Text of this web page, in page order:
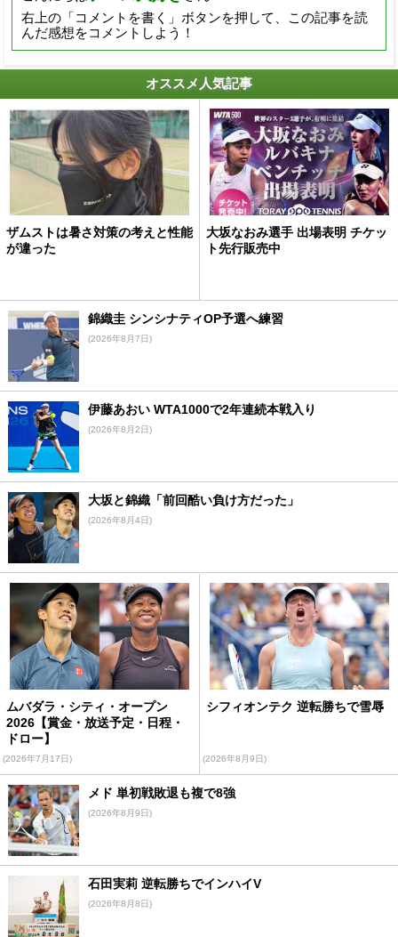
右上の「コメントを書く」ボタンを押して、この記事を読
んだ感想をコメントしよう！
オススメ人気記事
ザムストは暑さ対策の考えと性能
が違った
大坂なおみ選手 出場表明 チケッ
ト先行販売中
錦織圭 シンシナティOP予選へ練習
(2026年8月7日)
伊藤あおい WTA1000で2年連続本戦入り
(2026年8月2日)
大坂と錦織「前回酷い負け方だった」
(2026年8月4日)
ムバダラ・シティ・オープン
2026【賞金・放送予定・日程・
ドロー】
(2026年7月17日)
シフィオンテク 逆転勝ちで雪辱
(2026年8月9日)
メド 単初戦敗退も複で8強
(2026年8月9日)
石田実莉 逆転勝ちでインハイV
(2026年8月8日)